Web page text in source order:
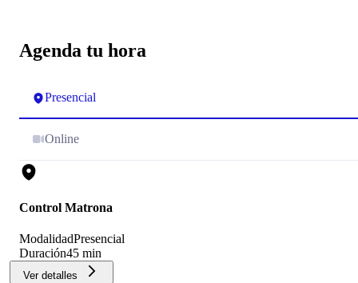
Agenda tu hora
Presencial
Online
Control Matrona
ModalidadPresencial
Duración45 min
Ver detalles